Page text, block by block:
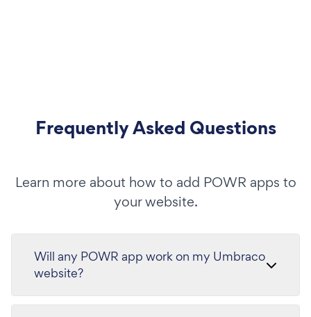
Frequently Asked Questions
Learn more about how to add POWR apps to
your website.
Will any POWR app work on my Umbraco
website?